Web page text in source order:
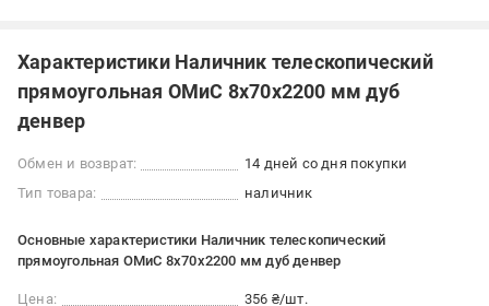
Характеристики Наличник телескопический
прямоугольная ОМиС 8х70х2200 мм дуб
денвер
Обмен и возврат:
14 дней со дня покупки
Тип товара:
наличник
Основные характеристики Наличник телескопический
прямоугольная ОМиС 8х70х2200 мм дуб денвер
Цена: 356 ₴/шт.